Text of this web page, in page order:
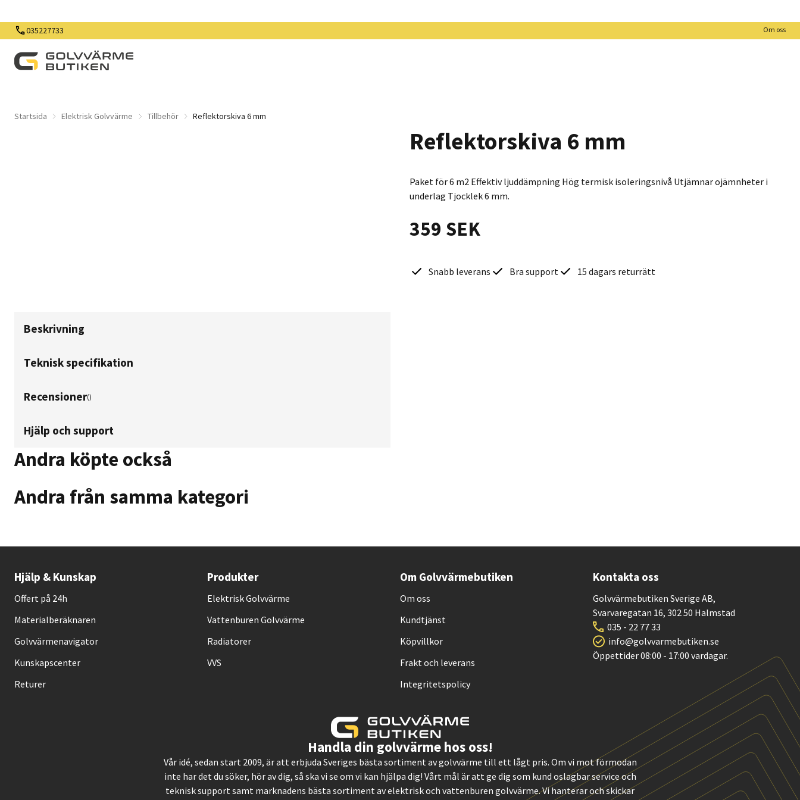
035227733 Om oss
Startsida Elektrisk Golvvärme Tillbehör Reflektorskiva 6 mm
Reflektorskiva 6 mm
Paket för 6 m2 Effektiv ljuddämpning Hög termisk isoleringsnivå Utjämnar ojämnheter i
underlag Tjocklek 6 mm.
359 SEK
Snabb leverans Bra support 15 dagars returrätt
Beskrivning
Teknisk specifikation
Recensioner()
Hjälp och support
Andra köpte också
Andra från samma kategori
Hjälp & Kunskap
Offert på 24h
Materialberäknaren
Golvvärmenavigator
Kunskapscenter
Returer
Produkter
Elektrisk Golvvärme
Vattenburen Golvvärme
Radiatorer
VVS
Om Golvvärmebutiken
Om oss
Kundtjänst
Köpvillkor
Frakt och leverans
Integritetspolicy
Kontakta oss
Golvvärmebutiken Sverige AB,
Svarvaregatan 16, 302 50 Halmstad
035 - 22 77 33
info@golvvarmebutiken.se
Öppettider 08:00 - 17:00 vardagar.
Handla din golvvärme hos oss!
Vår idé, sedan start 2009, är att erbjuda Sveriges bästa sortiment av golvvärme till ett lågt pris. Om vi mot förmodan
inte har det du söker, hör av dig, så ska vi se om vi kan hjälpa dig! Vårt mål är att ge dig som kund oslagbar service och
teknisk support samt marknadens bästa sortiment av elektrisk och vattenburen golvvärme. Vi hanterar och skickar